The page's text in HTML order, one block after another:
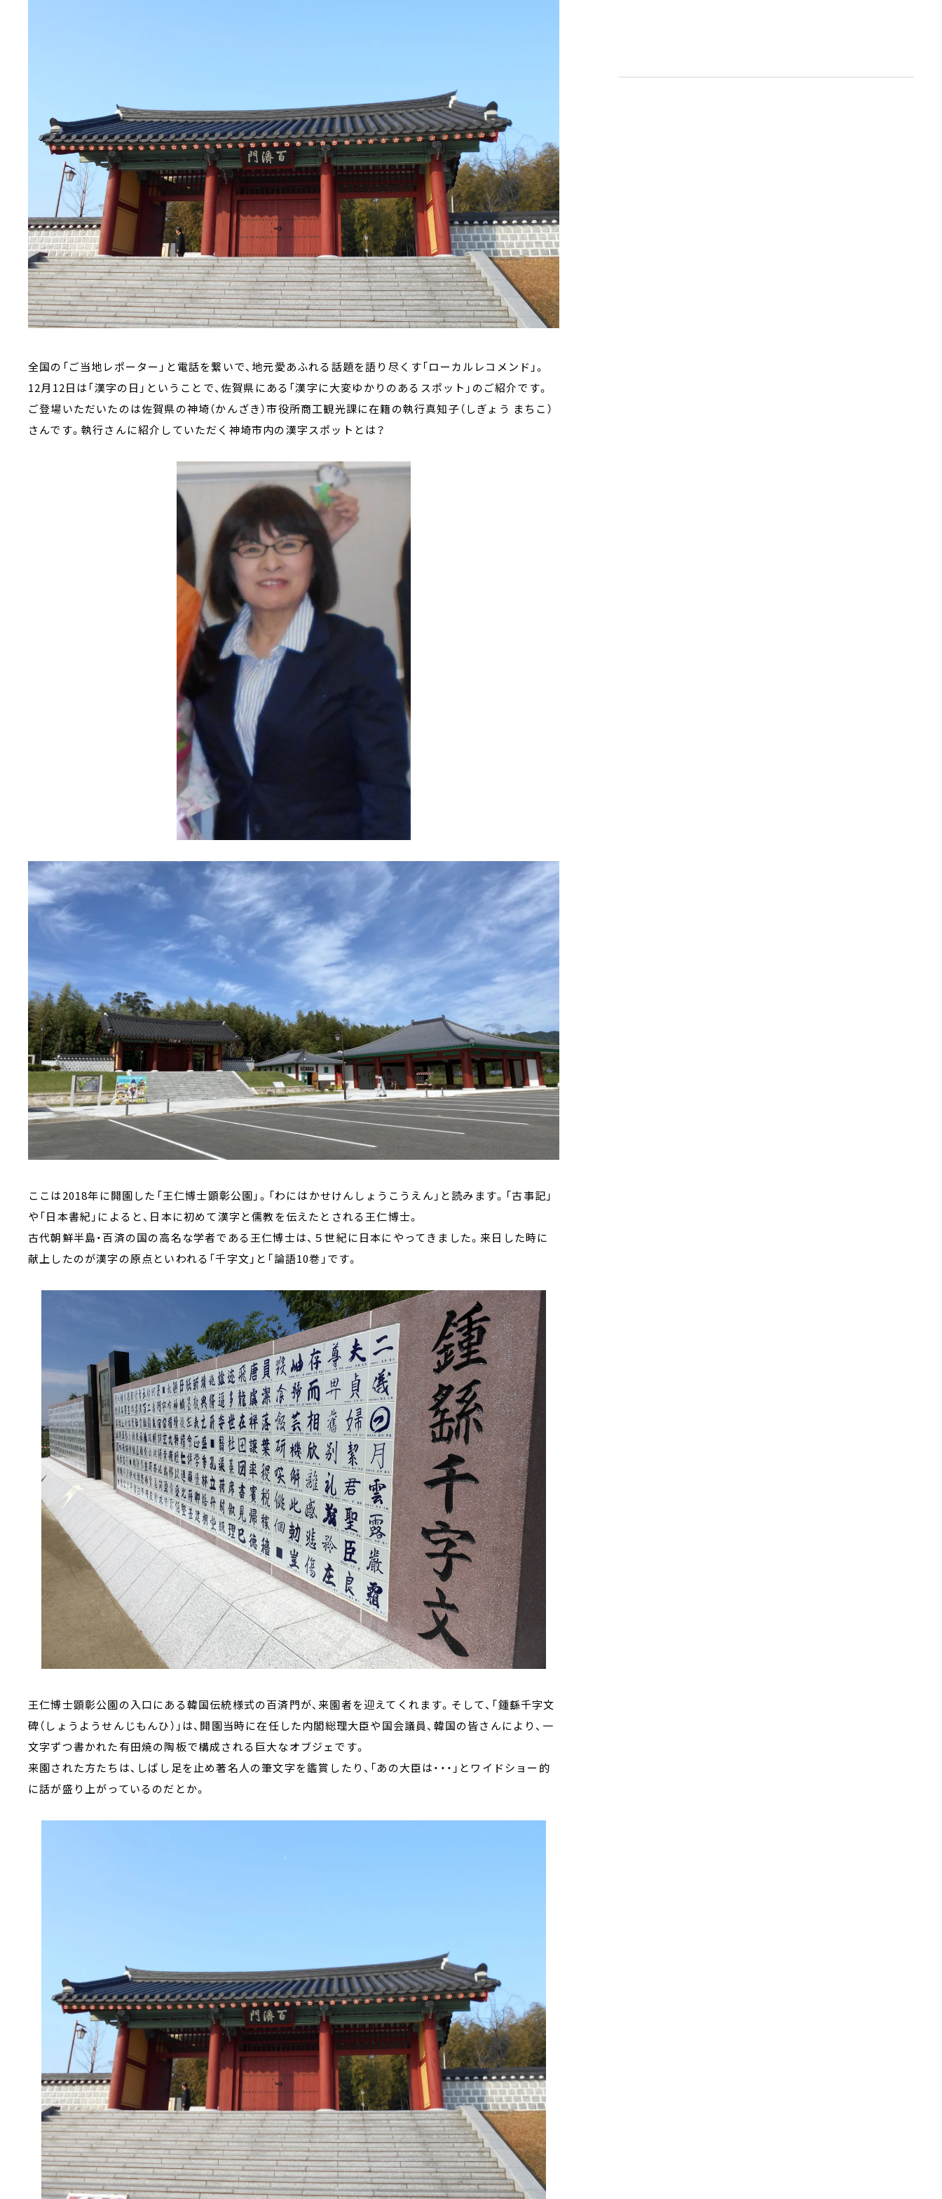
全国の「ご当地レポーター」と電話を繋いで、地元愛あふれる話題を語り尽くす「ローカルレコメンド」。
12月12日は「漢字の日」ということで、佐賀県にある「漢字に大変ゆかりのあるスポット」のご紹介です。
ご登場いただいたのは佐賀県の神埼（かんざき）市役所商工観光課に在籍の執行真知子（しぎょう まちこ）
さんです。執行さんに紹介していただく神埼市内の漢字スポットとは？
ここは2018年に開園した「王仁博士顕彰公園」。「わにはかせけんしょうこうえん」と読みます。「古事記」
や「日本書紀」によると、日本に初めて漢字と儒教を伝えたとされる王仁博士。
古代朝鮮半島・百済の国の高名な学者である王仁博士は、５世紀に日本にやってきました。来日した時に
献上したのが漢字の原点といわれる「千字文」と「論語10巻」です。
王仁博士顕彰公園の入口にある韓国伝統様式の百済門が、来園者を迎えてくれます。そして、「鍾繇千字文
碑（しょうようせんじもんひ）」は、開園当時に在任した内閣総理大臣や国会議員、韓国の皆さんにより、一
文字ずつ書かれた有田焼の陶板で構成される巨大なオブジェです。
来園された方たちは、しばし足を止め著名人の筆文字を鑑賞したり、「あの大臣は・・・」とワイドショー的
に話が盛り上がっているのだとか。